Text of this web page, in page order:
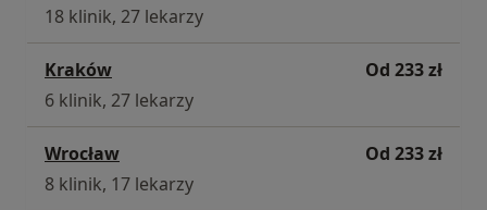
18 klinik, 27 lekarzy
Kraków
Od 233 zł
6 klinik, 27 lekarzy
Wrocław
Od 233 zł
8 klinik, 17 lekarzy